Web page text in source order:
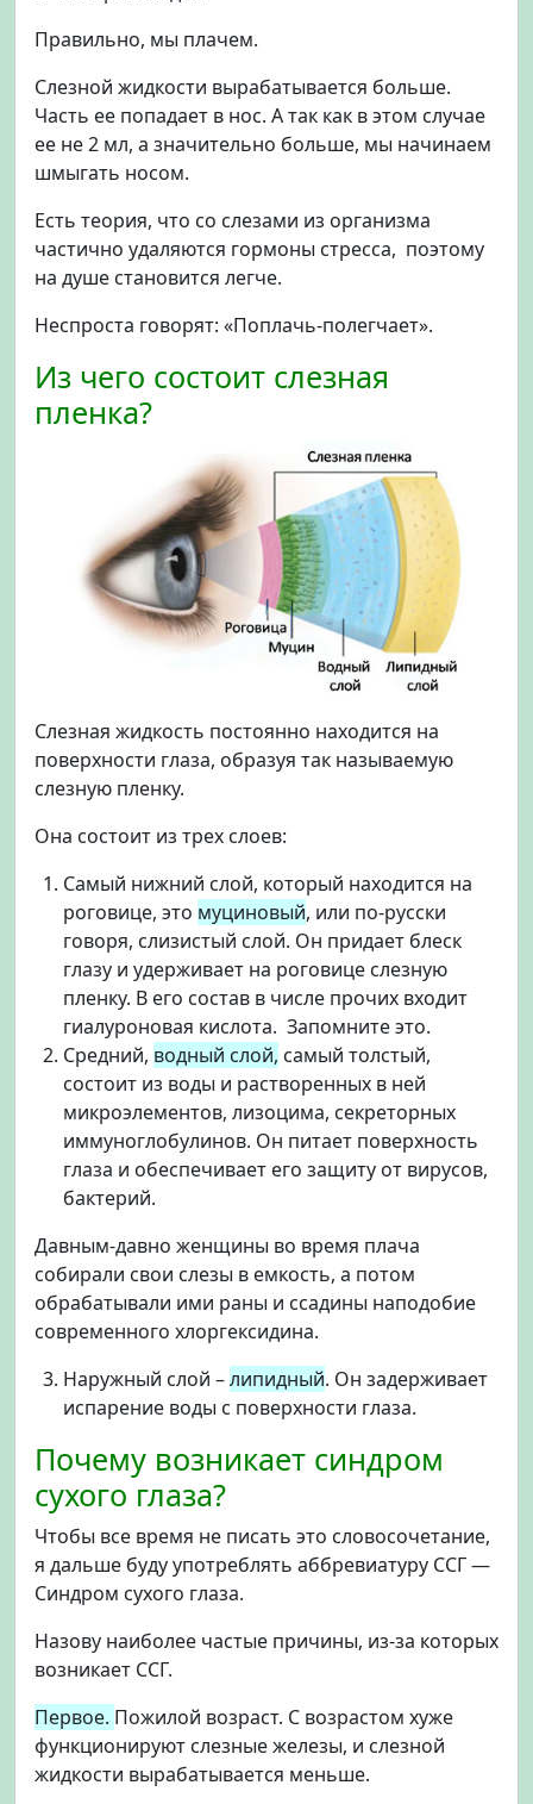
Правильно, мы плачем.
Слезной жидкости вырабатывается больше.
Часть ее попадает в нос. А так как в этом случае
ее не 2 мл, а значительно больше, мы начинаем
шмыгать носом.
Есть теория, что со слезами из организма
частично удаляются гормоны стресса, поэтому
на душе становится легче.
Неспроста говорят: «Поплачь-полегчает».
Из чего состоит слезная
пленка?
Слезная жидкость постоянно находится на
поверхности глаза, образуя так называемую
слезную пленку.
Она состоит из трех слоев:
Самый нижний слой, который находится на
роговице, это муциновый, или по-русски
говоря, слизистый слой. Он придает блеск
глазу и удерживает на роговице слезную
пленку. В его состав в числе прочих входит
гиалуроновая кислота. Запомните это.
Средний, водный слой, самый толстый,
состоит из воды и растворенных в ней
микроэлементов, лизоцима, секреторных
иммуноглобулинов. Он питает поверхность
глаза и обеспечивает его защиту от вирусов,
бактерий.
Давным-давно женщины во время плача
собирали свои слезы в емкость, а потом
обрабатывали ими раны и ссадины наподобие
современного хлоргексидина.
Наружный слой –липидный. Он задерживает
испарение воды с поверхности глаза.
Почему возникает синдром
сухого глаза?
Чтобы все время не писать это словосочетание,
я дальше буду употреблять аббревиатуру ССГ —
Синдром сухого глаза.
Назову наиболее частые причины, из-за которых
возникает ССГ.
Первое. Пожилой возраст. С возрастом хуже
функционируют слезные железы, и слезной
жидкости вырабатывается меньше.